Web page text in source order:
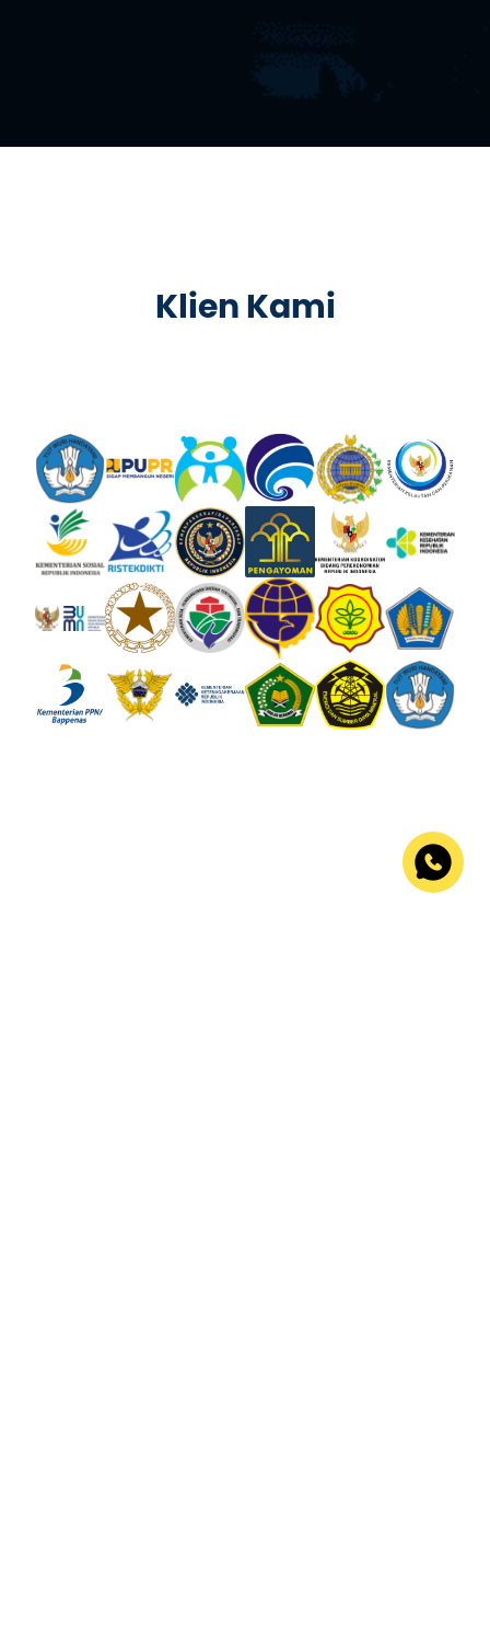
Klien Kami